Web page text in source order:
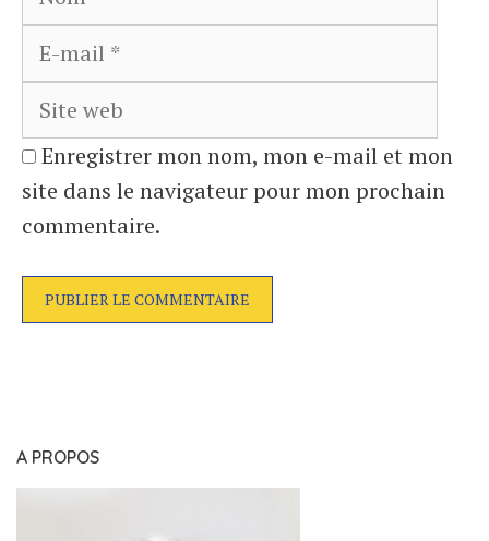
Enregistrer mon nom, mon e-mail et mon
site dans le navigateur pour mon prochain
commentaire.
A PROPOS